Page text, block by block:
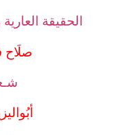
الحقيقة
صلَاح